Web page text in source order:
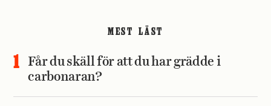
MEST LÄST
Får du skäll för att du har grädde i
carbonaran?